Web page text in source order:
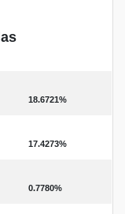
18.6721%
17.4273%
0.7780%